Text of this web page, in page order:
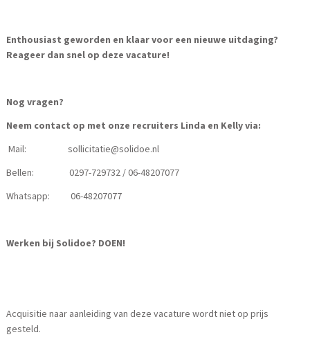
Enthousiast geworden en klaar voor een nieuwe uitdaging?
Reageer dan snel op deze vacature!
Nog vragen?
Neem contact op met onze recruiters Linda en Kelly via:
Mail: sollicitatie@solidoe.nl
Bellen: 0297-729732 / 06-48207077
Whatsapp: 06-48207077
Werken bij Solidoe? DOEN!
Acquisitie naar aanleiding van deze vacature wordt niet op prijs
gesteld.